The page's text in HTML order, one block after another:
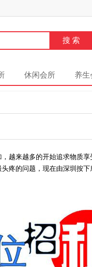
休闲会所 养生
来越多的开始追求物质享
疼的问题，现在由深圳按下